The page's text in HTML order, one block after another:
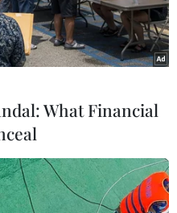
What Financial